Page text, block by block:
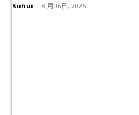
Suhui - 8 月06日, 2026